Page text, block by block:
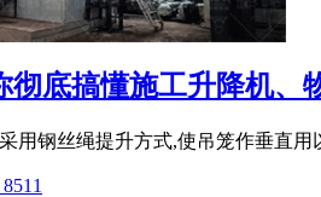
彻底搞懂施工升降机、
用钢丝绳提升方式,使吊笼作垂直